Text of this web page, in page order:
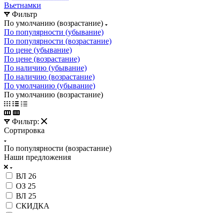
Вьетнамки
Фильтр
По умолчанию (возрастание)
По популярности (убывание)
По популярности (возрастание)
По цене (убывание)
По цене (возрастание)
По наличию (убывание)
По наличию (возрастание)
По умолчанию (убывание)
По умолчанию (возрастание)
Фильтр:
Сортировка
По популярности (возрастание)
Наши предложения
ВЛ 26
ОЗ 25
ВЛ 25
СКИДКА